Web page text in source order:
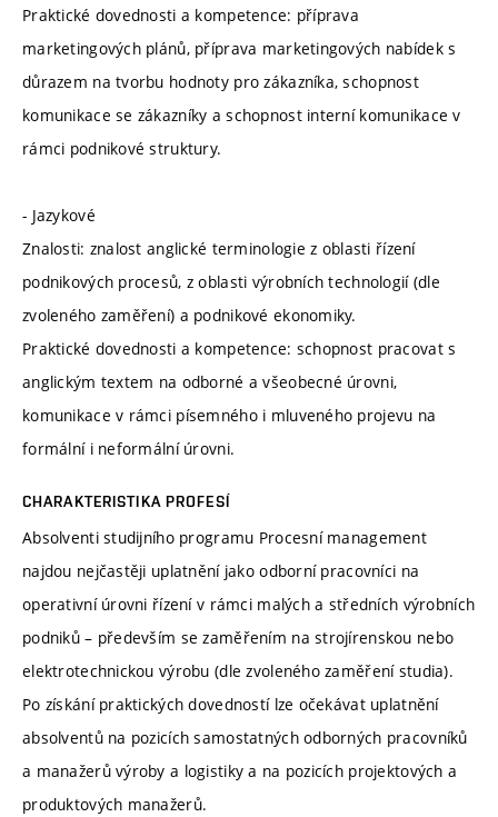
Praktické dovednosti a kompetence: příprava
marketingových plánů, příprava marketingových nabídek s
důrazem na tvorbu hodnoty pro zákazníka, schopnost
komunikace se zákazníky a schopnost interní komunikace v
rámci podnikové struktury.
- Jazykové
Znalosti: znalost anglické terminologie z oblasti řízení
podnikových procesů, z oblasti výrobních technologií (dle
zvoleného zaměření) a podnikové ekonomiky.
Praktické dovednosti a kompetence: schopnost pracovat s
anglickým textem na odborné a všeobecné úrovni,
komunikace v rámci písemného i mluveného projevu na
formální i neformální úrovni.
CHARAKTERISTIKA PROFESÍ
Absolventi studijního programu Procesní management
najdou nejčastěji uplatnění jako odborní pracovníci na
operativní úrovni řízení v rámci malých a středních výrobních
podniků – především se zaměřením na strojírenskou nebo
elektrotechnickou výrobu (dle zvoleného zaměření studia).
Po získání praktických dovedností lze očekávat uplatnění
absolventů na pozicích samostatných odborných pracovníků
a manažerů výroby a logistiky a na pozicích projektových a
produktových manažerů.